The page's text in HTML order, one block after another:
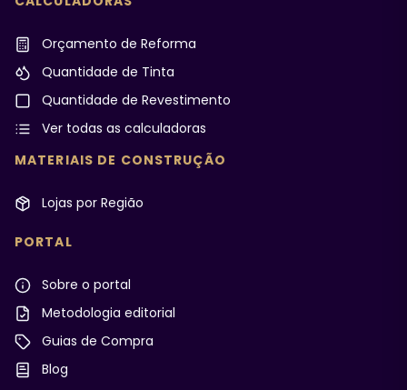
Orçamento de Reforma
Quantidade de Tinta
Quantidade de Revestimento
Ver todas as calculadoras
MATERIAIS DE CONSTRUÇÃO
Lojas por Região
PORTAL
Sobre o portal
Metodologia editorial
Guias de Compra
Blog